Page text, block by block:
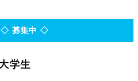
◇ 募集中 ◇